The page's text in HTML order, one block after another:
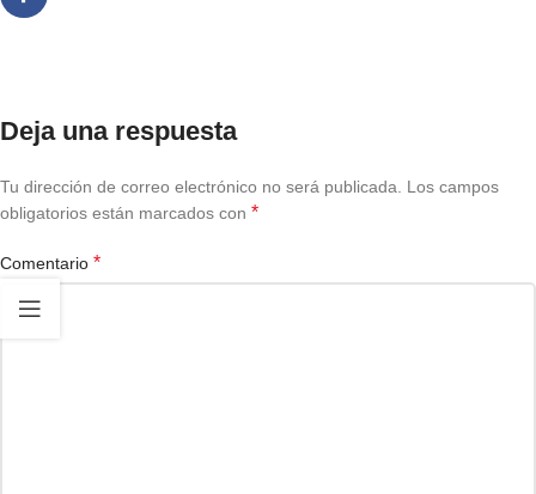
Deja una respuesta
Tu dirección de correo electrónico no será publicada.
Los campos
obligatorios están marcados con *
Comentario *